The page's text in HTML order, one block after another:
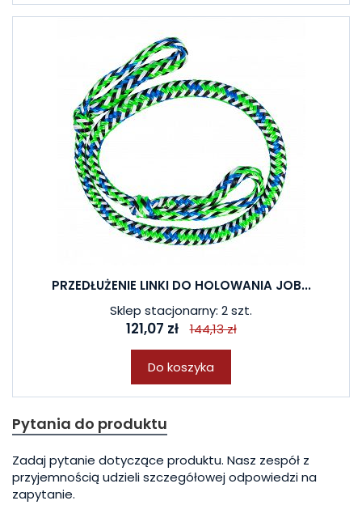
PRZEDŁUŻENIE LINKI DO HOLOWANIA JOB...
Sklep stacjonarny: 2 szt.
121,07 zł 144,13 zł
Do koszyka
Pytania do produktu
Zadaj pytanie dotyczące produktu. Nasz zespół z
przyjemnością udzieli szczegółowej odpowiedzi na
zapytanie.